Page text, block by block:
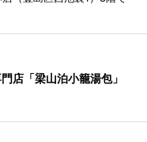
店「梁山泊小籠湯包」